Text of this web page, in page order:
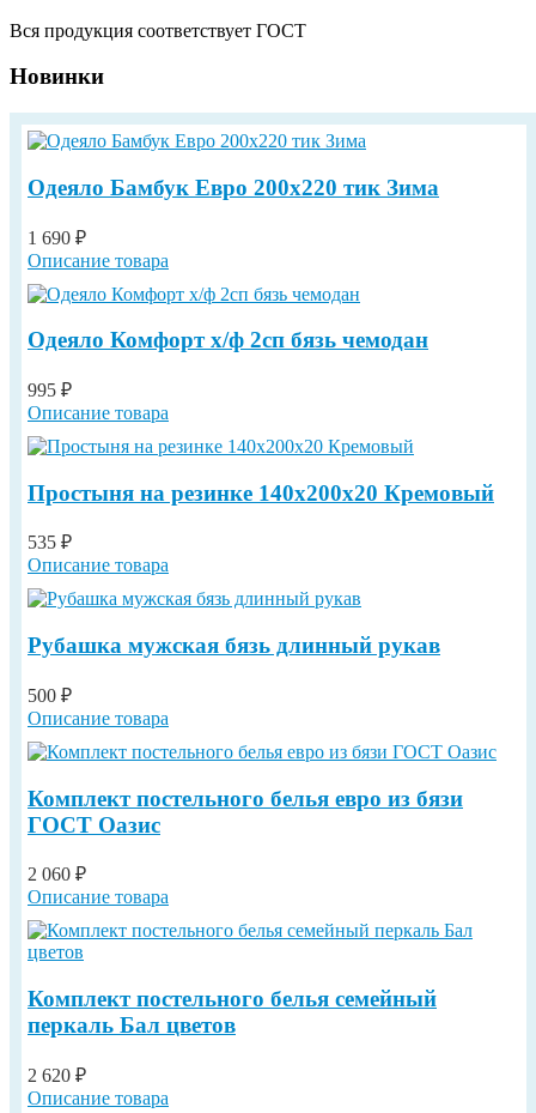
Вся продукция соответствует ГОСТ
Новинки
Одеяло Бамбук Евро 200х220 тик Зима
1 690 ₽
Описание товара
Одеяло Комфорт х/ф 2сп бязь чемодан
995 ₽
Описание товара
Простыня на резинке 140х200х20 Кремовый
535 ₽
Описание товара
Рубашка мужская бязь длинный рукав
500 ₽
Описание товара
Комплект постельного белья евро из бязи
ГОСТ Оазис
2 060 ₽
Описание товара
Комплект постельного белья семейный
перкаль Бал цветов
2 620 ₽
Описание товара